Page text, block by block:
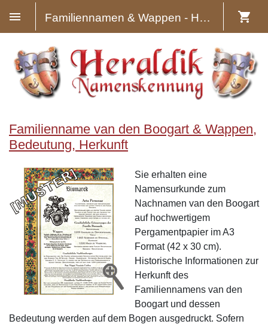
Familiennamen & Wappen - Heraldik
Familienname van den Boogart & Wappen,
Bedeutung, Herkunft
Sie erhalten eine
Namensurkunde zum
Nachnamen van den Boogart
auf hochwertigem
Pergamentpapier im A3
Format (42 x 30 cm).
Historische Informationen zur
Herkunft des
Familiennamens van den
Boogart und dessen
Bedeutung werden auf dem Bogen ausgedruckt. Sofern